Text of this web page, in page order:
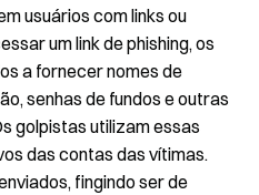
usuários com links ou
um link de phishing, os
a fornecer nomes de
senhas de fundos e outras
golpistas utilizam essas
das contas das vítimas.
fingindo ser de